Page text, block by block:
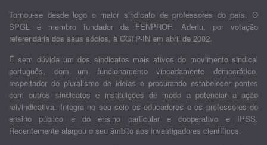
Tornou-se desde logo o maior sindicato de professores do país. O
SPGL é membro fundador da FENPROF. Aderiu, por votação
referendária dos seus sócios, à CGTP-IN em abril de 2002.
É sem dúvida um dos sindicatos mais ativos do movimento sindical
português, com um funcionamento vincadamente democrático,
respeitador do pluralismo de ideias e procurando estabelecer pontes
com outros sindicatos e instituições de modo a potenciar a ação
reivindicativa. Integra no seu seio os educadores e os professores do
ensino público e do ensino particular e cooperativo e IPSS.
Recentemente alargou o seu âmbito aos investigadores científicos.